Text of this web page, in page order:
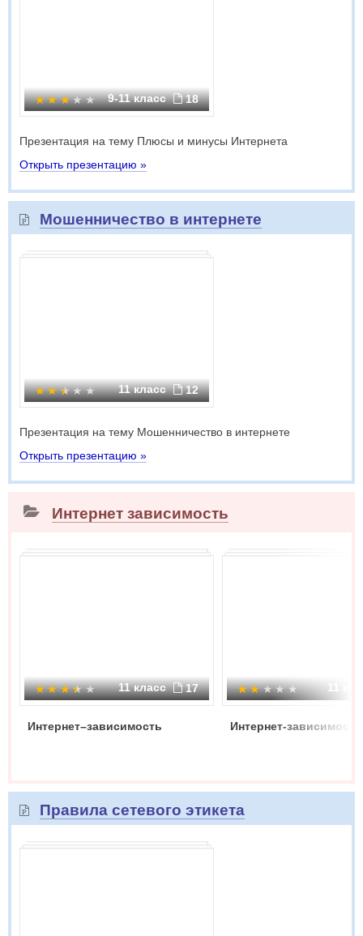
9-11 класс 18
Презентация на тему Плюсы и минусы Интернета
Открыть презентацию »
Мошенничество в интернете
11 класс 12
Презентация на тему Мошенничество в интернете
Открыть презентацию »
Интернет зависимость
11 класс 17
Интернет–зависимость
11
Интернет-зависимость
Правила сетевого этикета